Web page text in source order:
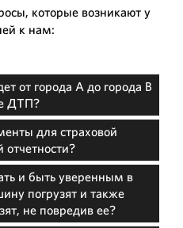
которые возникают у
к нам:
от города А до города В
ДТП?
для страховой
отчетности?
и быть уверенным в
погрузят и также
не повредив ее?